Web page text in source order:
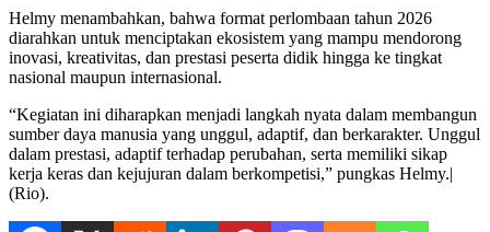
Helmy menambahkan, bahwa format perlombaan tahun 2026
diarahkan untuk menciptakan ekosistem yang mampu mendorong
inovasi, kreativitas, dan prestasi peserta didik hingga ke tingkat
nasional maupun internasional.
“Kegiatan ini diharapkan menjadi langkah nyata dalam membangun
sumber daya manusia yang unggul, adaptif, dan berkarakter. Unggul
dalam prestasi, adaptif terhadap perubahan, serta memiliki sikap
kerja keras dan kejujuran dalam berkompetisi,” pungkas Helmy.|
(Rio).